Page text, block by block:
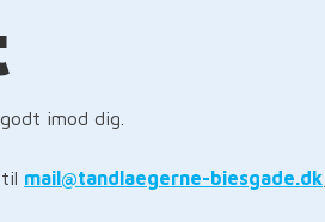
imod dig.
mail@tandlaegerne-biesgade.dk